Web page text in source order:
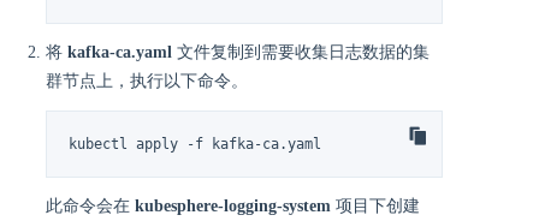
将 kafka-ca.yaml 文件复制到需要收集日志数据的集
群节点上，执行以下命令。
kubectl apply -f kafka-ca.yaml
此命令会在 kubesphere-logging-system 项目下创建